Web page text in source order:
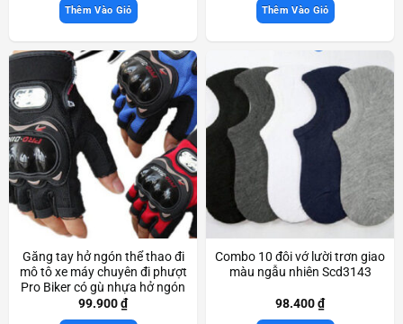
Thêm Vào Giỏ Thêm Vào Giỏ
Găng tay hở ngón thể thao đi
mô tô xe máy chuyên đi phượt
Pro Biker có gù nhựa hở ngón
Scd3525
99.900₫
Combo 10 đôi vớ lười trơn giao
màu ngẫu nhiên Scd3143
98.400₫